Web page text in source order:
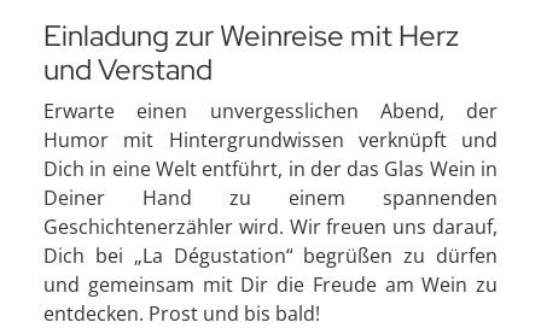
Einladung zur Weinreise mit Herz
und Verstand
Erwarte einen unvergesslichen Abend, der
Humor mit Hintergrundwissen verknüpft und
Dich in eine Welt entführt, in der das Glas Wein in
Deiner Hand zu einem spannenden
Geschichtenerzähler wird. Wir freuen uns darauf,
Dich bei „La Dégustation“ begrüßen zu dürfen
und gemeinsam mit Dir die Freude am Wein zu
entdecken. Prost und bis bald!